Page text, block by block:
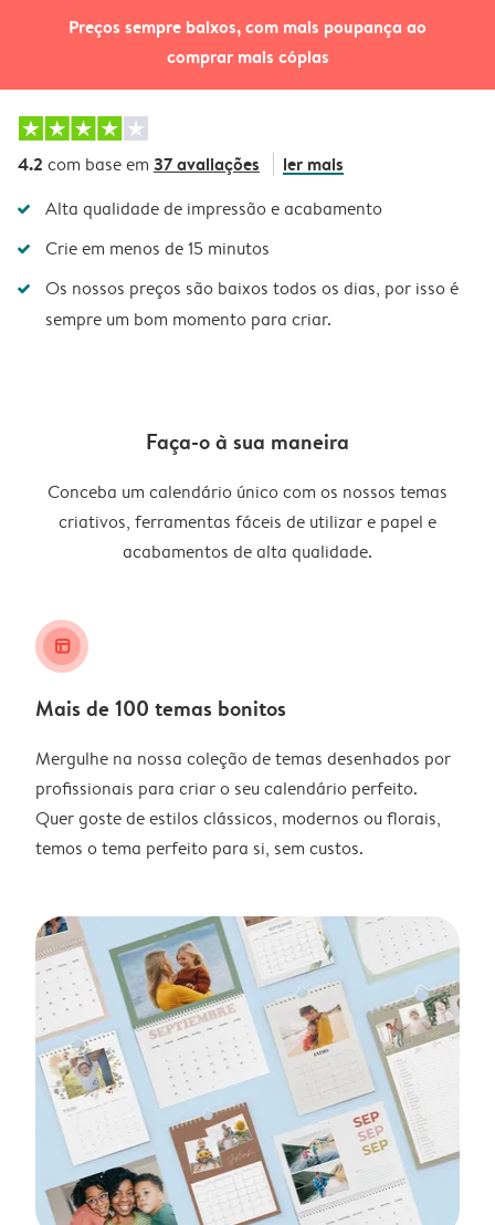
Preços sempre baixos, com mais poupança ao
comprar mais cópias
4.2 com base em 37 avaliações ler mais
Alta qualidade de impressão e acabamento
Crie em menos de 15 minutos
Os nossos preços são baixos todos os dias, por isso é
sempre um bom momento para criar.
Faça-o à sua maneira
Conceba um calendário único com os nossos temas
criativos, ferramentas fáceis de utilizar e papel e
acabamentos de alta qualidade.
layout_alt
Mais de 100 temas bonitos
Mergulhe na nossa coleção de temas desenhados por
profissionais para criar o seu calendário perfeito.
Quer goste de estilos clássicos, modernos ou florais,
temos o tema perfeito para si, sem custos.